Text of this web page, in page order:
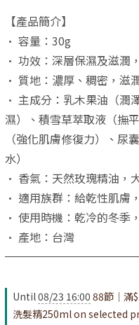
【產品簡介】
• 容量：30g
• 功效：深層保濕及滋潤
• 質地：濃厚、稠密，滋
• 主成分：乳木果油（潤
濕）、積雪草萃取液（撫
（強化肌膚修復力）、尿
水）
• 香氣：天然玫瑰精油，
• 適用族群：給乾性肌膚
• 使用時機：乾冷的冬季
• 產地：台灣
Until08/23 16:00 88節｜滿
洗髮精250ml on selected